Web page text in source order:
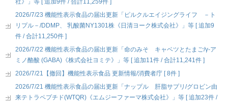
社》」等 [ 追加9件 / 合計11,259件 ]
2026/7/23 機能性表示食品の届出更新「ピルクルエイジングライフ －ト
リプル－/DDMP、 乳酸菌NY1301株《日清ヨーク株式会社》」等 [ 追加9
件 / 合計11,250件 ]
2026/7/22 機能性表示食品の届出更新「命のみそ キャベツとたまご/γ-ア
ミノ酪酸 (GABA)《株式会社ヨミテ》」等 [ 追加11件 / 合計11,241件 ]
2026/7/21【撤回】機能性表示食品 更新情報/消費者庁 [ 8件 ]
2026/7/21 機能性表示食品の届出更新「ナップル 肝脂サプリ/グロビン由
来テトラペプチド(WTQR)《エムジーファーマ株式会社》」等 [ 追加23件 /